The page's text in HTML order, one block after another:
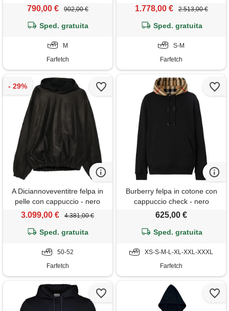
790,00 € 902,00 €
Sped. gratuita
M
Farfetch
1.778,00 € 2.513,00 €
Sped. gratuita
S-M
Farfetch
A Diciannoveventitre felpa in
pelle con cappuccio - nero
3.099,00 € 4.381,00 €
Sped. gratuita
50-52
Farfetch
Burberry felpa in cotone con
cappuccio check - nero
625,00 €
Sped. gratuita
XS-S-M-L-XL-XXL-XXXL
Farfetch